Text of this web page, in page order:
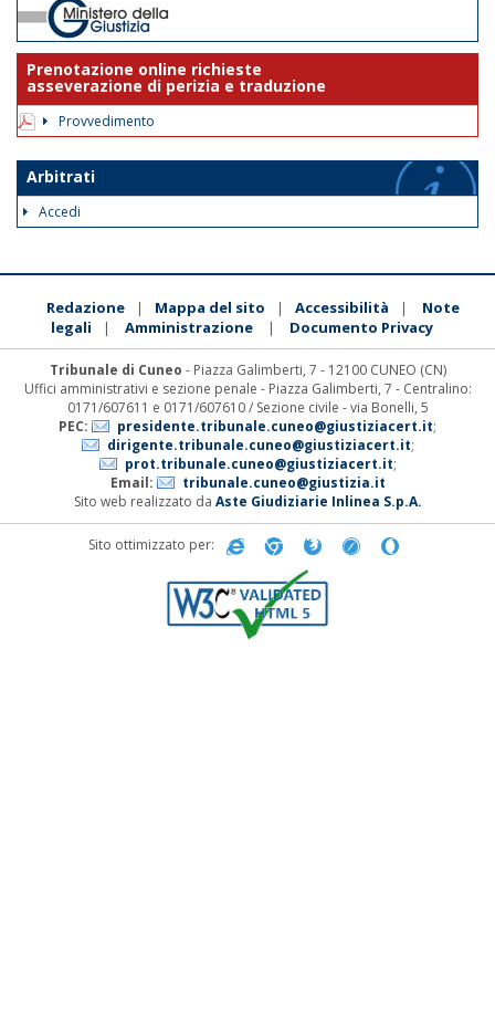
Prenotazione online richieste
asseverazione di perizia e traduzione
Provvedimento
Arbitrati
Accedi
Redazione | Mappa del sito | Accessibilità |
Note
legali
| Amministrazione | Documento Privacy
Tribunale di Cuneo - Piazza Galimberti, 7 - 12100 CUNEO (CN)
Uffici amministrativi e sezione penale - Piazza Galimberti, 7 - Centralino:
0171/607611 e 0171/607610 / Sezione civile - via Bonelli, 5
PEC:
presidente.tribunale.cuneo@giustiziacert.it;
dirigente.tribunale.cuneo@giustiziacert.it;
prot.tribunale.cuneo@giustiziacert.it;
Email:
tribunale.cuneo@giustizia.it
Sito web realizzato da Aste Giudiziarie Inlinea S.p.A.
Sito ottimizzato per: